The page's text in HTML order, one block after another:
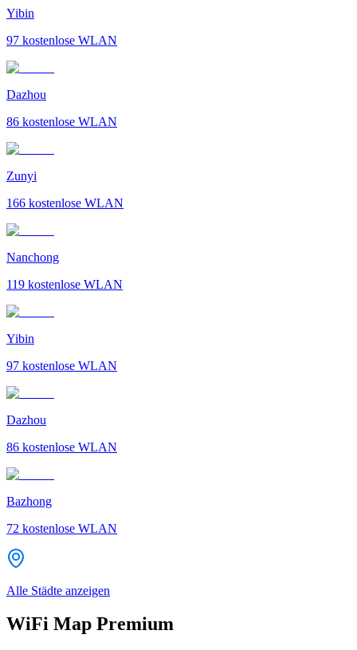
Yibin
97 kostenlose WLAN
Dazhou
86 kostenlose WLAN
Zunyi
166 kostenlose WLAN
Nanchong
119 kostenlose WLAN
Yibin
97 kostenlose WLAN
Dazhou
86 kostenlose WLAN
Bazhong
72 kostenlose WLAN
Alle Städte anzeigen
WiFi Map Premium